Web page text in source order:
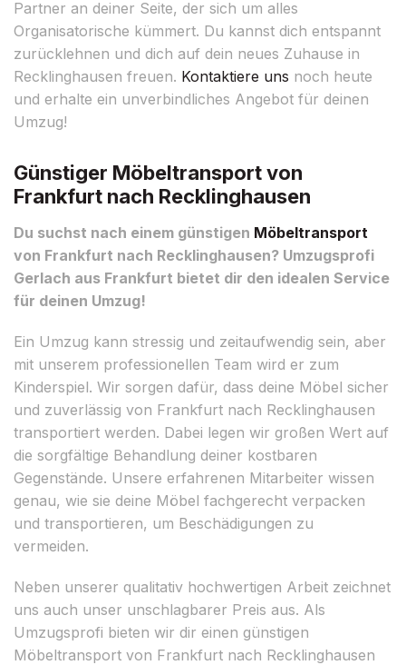
Partner an deiner Seite, der sich um alles
Organisatorische kümmert. Du kannst dich entspannt
zurücklehnen und dich auf dein neues Zuhause in
Recklinghausen freuen. Kontaktiere uns noch heute
und erhalte ein unverbindliches Angebot für deinen
Umzug!
Günstiger Möbeltransport von
Frankfurt nach Recklinghausen
Du suchst nach einem günstigen Möbeltransport
von Frankfurt nach Recklinghausen? Umzugsprofi
Gerlach aus Frankfurt bietet dir den idealen Service
für deinen Umzug!
Ein Umzug kann stressig und zeitaufwendig sein, aber
mit unserem professionellen Team wird er zum
Kinderspiel. Wir sorgen dafür, dass deine Möbel sicher
und zuverlässig von Frankfurt nach Recklinghausen
transportiert werden. Dabei legen wir großen Wert auf
die sorgfältige Behandlung deiner kostbaren
Gegenstände. Unsere erfahrenen Mitarbeiter wissen
genau, wie sie deine Möbel fachgerecht verpacken
und transportieren, um Beschädigungen zu
vermeiden.
Neben unserer qualitativ hochwertigen Arbeit zeichnet
uns auch unser unschlagbarer Preis aus. Als
Umzugsprofi bieten wir dir einen günstigen
Möbeltransport von Frankfurt nach Recklinghausen